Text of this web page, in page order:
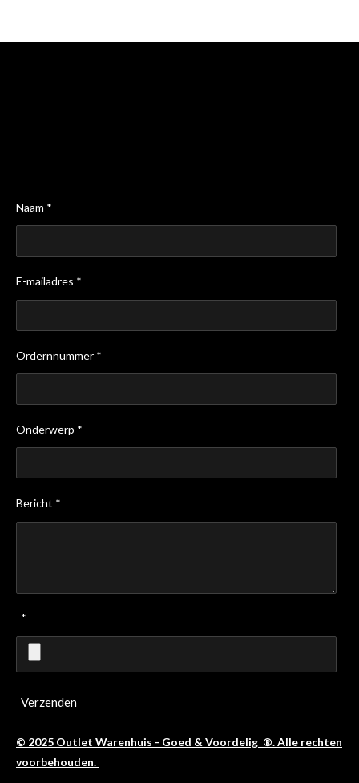
Naam *
E-mailadres *
Ordernnummer *
Onderwerp *
Bericht *
*
Verzenden
© 2025 Outlet Warenhuis - Goed & Voordelig ®. Alle rechten
voorbehouden.